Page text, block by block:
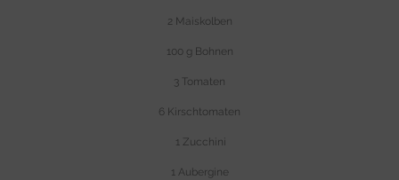
2 Maiskolben
100 g Bohnen
3 Tomaten
6 Kirschtomaten
1 Zucchini
1 Aubergine